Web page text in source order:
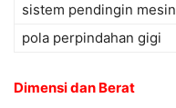
sistem pendingin mesin
pola perpindahan gigi
Dimensi dan Berat